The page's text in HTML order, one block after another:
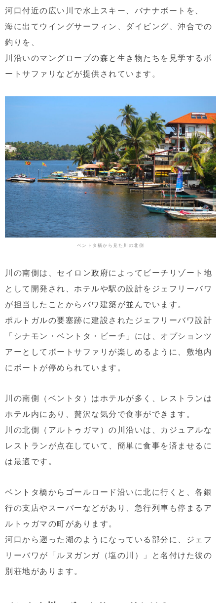
河口付近の広い川で水上スキー、バナナボートを、
海に出てウイングサーフィン、ダイビング、沖合での
釣りを、
川沿いのマングローブの森と生き物たちを見学するボ
ートサファリなどが提供されています。
ベントタ橋から見た川の北側
川の南側は、セイロン政府によってビーチリゾート地
として開発され、ホテルや駅の設計をジェフリーバワ
が担当したことからバワ建築が並んでいます。
ポルトガルの要塞跡に建設されたジェフリーバワ設計
「シナモン・ベントタ・ビーチ」には、オプションツ
アーとしてボートサファリが楽しめるように、敷地内
にボートが停められています。
川の南側（ベントタ）はホテルが多く、レストランは
ホテル内にあり、贅沢な気分で食事ができます。
川の北側（アルトゥガマ）の川沿いは、カジュアルな
レストランが点在していて、簡単に食事を済ませるに
は最適です。
ベントタ橋からゴールロード沿いに北に行くと、各銀
行の支店やスーパーなどがあり、急行列車も停まるア
ルトゥガマの町があります。
河口から遡った湖のようになっている部分に、ジェフ
リーバワが「ルヌガンガ（塩の川）」と名付けた彼の
別荘地があります。